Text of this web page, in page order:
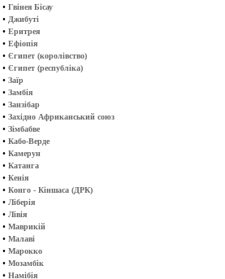
• Гвінея Бісау
• Джибуті
• Еритрея
• Ефіопія
• Єгипет (королівство)
• Єгипет (республіка)
• Заїр
• Замбія
• Занзібар
• Західно Африканський союз
• Зімбабве
• Кабо-Верде
• Камерун
• Катанга
• Кенія
• Конго - Кіншаса (ДРК)
• Ліберія
• Лівія
• Маврикій
• Малаві
• Марокко
• Мозамбік
• Намібія